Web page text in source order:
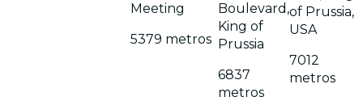
Meeting
5379 metros
Boulevard,
King of
Prussia
6837
metros
of Prussia,
USA
7012
metros